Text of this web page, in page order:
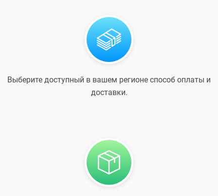
Выберите доступный в вашем регионе способ оплаты и
доставки.